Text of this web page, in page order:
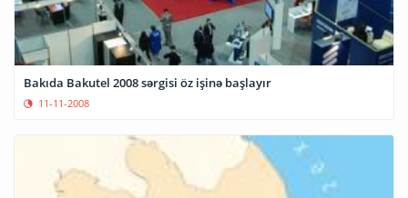
Bakıda Bakutel 2008 sərgisi öz işinə başlayır
11-11-2008